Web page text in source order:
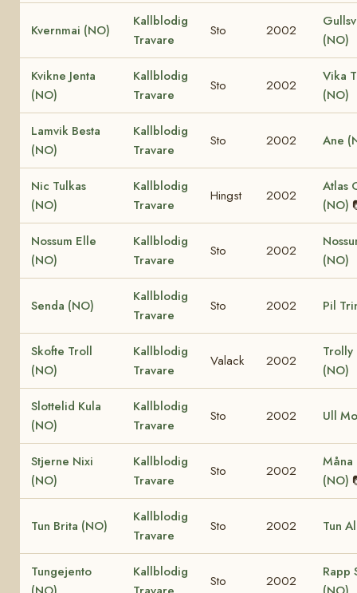
Kvernmai (NO)
Kallblodig
Travare
Sto 2002
(NO)
Kvikne Jenta
(NO)
Kallblodig
Travare
Sto 2002
Vika
(NO)
Lamvik Besta
(NO)
Kallblodig
Travare
Sto 2002 Ane
Nic Tulkas
(NO)
Kallblodig
Travare
Hingst 2002
Atlas
(NO)
Nossum Elle
(NO)
Kallblodig
Travare
Sto 2002
(NO)
Senda (NO)
Kallblodig
Travare
Sto 2002 Pil
Skofte Troll
(NO)
Kallblodig
Travare
Valack 2002
Trolly
(NO)
Slottelid Kula
(NO)
Kallblodig
Travare
Sto 2002 Ull
Stjerne Nixi
(NO)
Kallblodig
Travare
Sto 2002
Måna
(NO)
Tun Brita (NO)
Kallblodig
Travare
Sto 2002 Tun
Tungejento
Kallblodig
Sto 2002
Rapp